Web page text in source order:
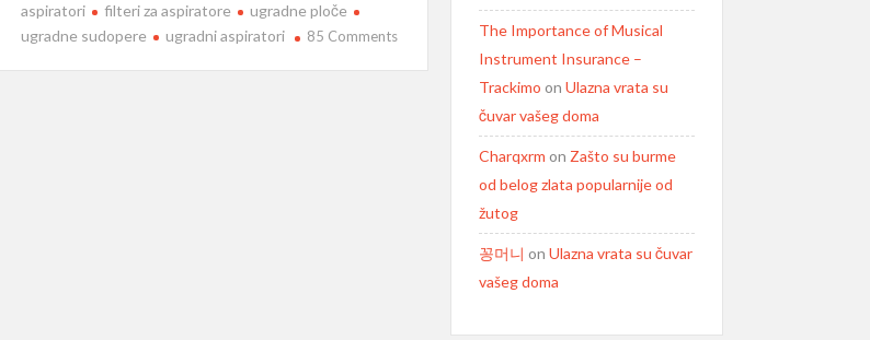
aspiratori filteri za aspiratore
ugradne ploče
ugradne sudopere
ugradni aspiratori 85 Commentson
The Importance of Musical
Instrument Insurance –
Trackimo on Ulazna vrata su
čuvar vašeg doma
Charqxrm on Zašto su burme
od belog zlata popularnije od
žutog
꽁머니 on Ulazna vrata su čuvar
vašeg doma